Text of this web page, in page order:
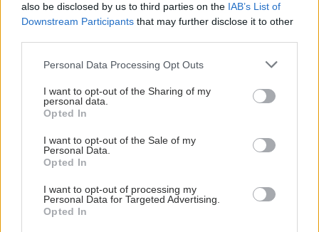
also be disclosed by us to third parties on the IAB’s List of
Downstream Participants that may further disclose it to other
Please note that this website/app uses one or more Google
not limited to your visit or usage behaviour. You may click to
grant or deny consent to Google and its third-party tags to
use your data for below specified purposes in below Google
consent section.
Personal Data Processing Opt Outs
I want to opt-out of the Sharing of my
personal data.
Opted In
I want to opt-out of the Sale of my
Personal Data.
Opted In
I want to opt-out of processing my
Personal Data for Targeted Advertising.
Opted In
Κόκκινα ή λευκά
σταφύλια;
χαμηλότερο σάκχαρο